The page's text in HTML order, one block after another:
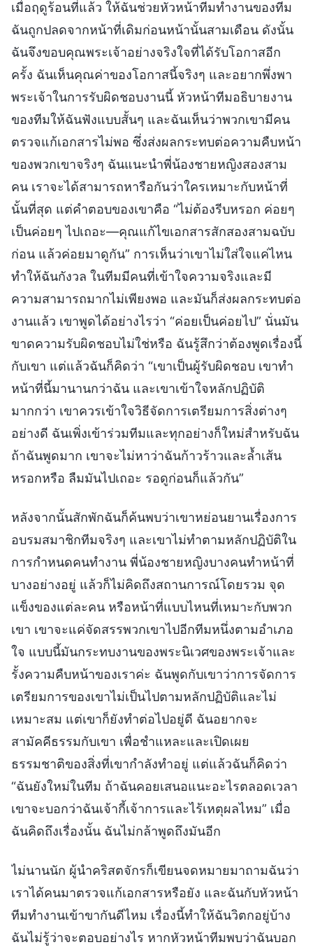
เมื่อฤดูร้อนที่แล้ว ให้ฉันช่วยหัวหน้าทีมทำงานของทีม
ฉันถูกปลดจากหน้าที่เดิมก่อนหน้านั้นสามเดือน ดังนั้น
ฉันจึงขอบคุณพระเจ้าอย่างจริงใจที่ได้รับโอกาสอีก
ครั้ง ฉันเห็นคุณค่าของโอกาสนี้จริงๆ และอยากพึ่งพา
พระเจ้าในการรับผิดชอบงานนี้ หัวหน้าทีมอธิบายงาน
ของทีมให้ฉันฟังแบบสั้นๆ และฉันเห็นว่าพวกเขามีคน
ตรวจแก้เอกสารไม่พอ ซึ่งส่งผลกระทบต่อความคืบหน้า
ของพวกเขาจริงๆ ฉันแนะนำพี่น้องชายหญิงสองสาม
คน เราจะได้สามารถหารือกันว่าใครเหมาะกับหน้าที่
นั้นที่สุด แต่คำตอบของเขาคือ “ไม่ต้องรีบหรอก ค่อยๆ
เป็นค่อยๆ ไปเถอะ—คุณแก้ไขเอกสารสักสองสามฉบับ
ก่อน แล้วค่อยมาดูกัน” การเห็นว่าเขาไม่ใส่ใจแค่ไหน
ทำให้ฉันกังวล ในทีมมีคนที่เข้าใจความจริงและมี
ความสามารถมากไม่เพียงพอ และมันก็ส่งผลกระทบต่อ
งานแล้ว เขาพูดได้อย่างไรว่า “ค่อยเป็นค่อยไป” นั่นมัน
ขาดความรับผิดชอบไม่ใช่หรือ ฉันรู้สึกว่าต้องพูดเรื่องนี้
กับเขา แต่แล้วฉันก็คิดว่า “เขาเป็นผู้รับผิดชอบ เขาทำ
หน้าที่นี้มานานกว่าฉัน และเขาเข้าใจหลักปฏิบัติ
มากกว่า เขาควรเข้าใจวิธีจัดการเตรียมการสิ่งต่างๆ
อย่างดี ฉันเพิ่งเข้าร่วมทีมและทุกอย่างก็ใหม่สำหรับฉัน
ถ้าฉันพูดมาก เขาจะไม่หาว่าฉันก้าวร้าวและล้ำเส้น
หรอกหรือ ลืมมันไปเถอะ รอดูก่อนก็แล้วกัน”
หลังจากนั้นสักพักฉันก็ค้นพบว่าเขาหย่อนยานเรื่องการ
อบรมสมาชิกทีมจริงๆ และเขาไม่ทำตามหลักปฏิบัติใน
การกำหนดคนทำงาน พี่น้องชายหญิงบางคนทำหน้าที่
บางอย่างอยู่ แล้วก็ไม่คิดถึงสถานการณ์โดยรวม จุด
แข็งของแต่ละคน หรือหน้าที่แบบไหนที่เหมาะกับพวก
เขา เขาจะแค่จัดสรรพวกเขาไปอีกทีมหนึ่งตามอำเภอ
ใจ แบบนี้มันกระทบงานของพระนิเวศของพระเจ้าและ
รั้งความคืบหน้าของเราค่ะ ฉันพูดกับเขาว่าการจัดการ
เตรียมการของเขาไม่เป็นไปตามหลักปฏิบัติและไม่
เหมาะสม แต่เขาก็ยังทำต่อไปอยู่ดี ฉันอยากจะ
สามัคคีธรรมกับเขา เพื่อชำแหละและเปิดเผย
ธรรมชาติของสิ่งที่เขากำลังทำอยู่ แต่แล้วฉันก็คิดว่า
“ฉันยังใหม่ในทีม ถ้าฉันคอยเสนอแนะอะไรตลอดเวลา
เขาจะบอกว่าฉันเจ้ากี้เจ้าการและไร้เหตุผลไหม” เมื่อ
ฉันคิดถึงเรื่องนั้น ฉันไม่กล้าพูดถึงมันอีก
ไม่นานนัก ผู้นำคริสตจักรก็เขียนจดหมายมาถามฉันว่า
เราได้คนมาตรวจแก้เอกสารหรือยัง และฉันกับหัวหน้า
ทีมทำงานเข้าขากันดีไหม เรื่องนี้ทำให้ฉันวิตกอยู่บ้าง
ฉันไม่รู้ว่าจะตอบอย่างไร หากหัวหน้าทีมพบว่าฉันบอก